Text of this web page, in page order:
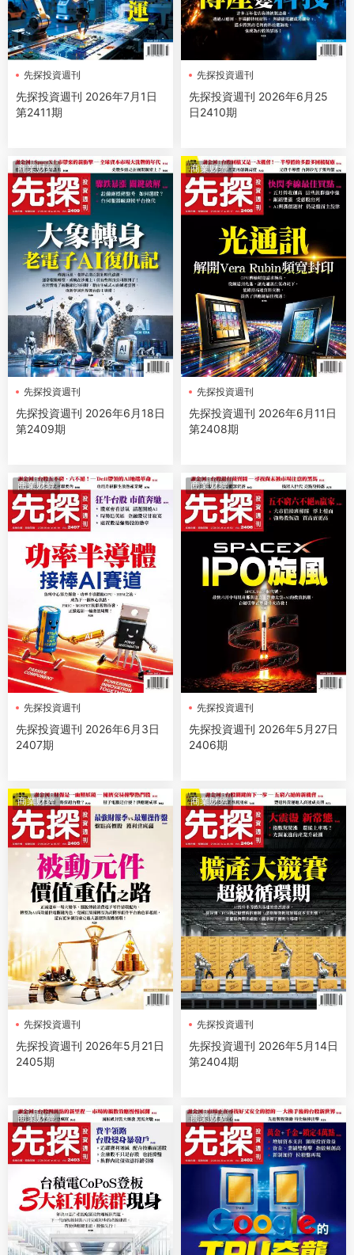
先探投資週刊
先探投資週刊 2026年7月1日
第2411期
先探投資週刊
先探投資週刊 2026年6月25
日2410期
商業财經
先探投資週刊
先探投資週刊 2026年6月18日
第2409期
商業财經
先探投資週刊
先探投資週刊 2026年6月11日
第2408期
商業财經
先探投資週刊
先探投資週刊 2026年6月3日
2407期
商業财經
先探投資週刊
先探投資週刊 2026年5月27日
2406期
商業财經
先探投資週刊
先探投資週刊 2026年5月21日
2405期
商業财經
先探投資週刊
先探投資週刊 2026年5月14日
第2404期
商業财經 商業财經